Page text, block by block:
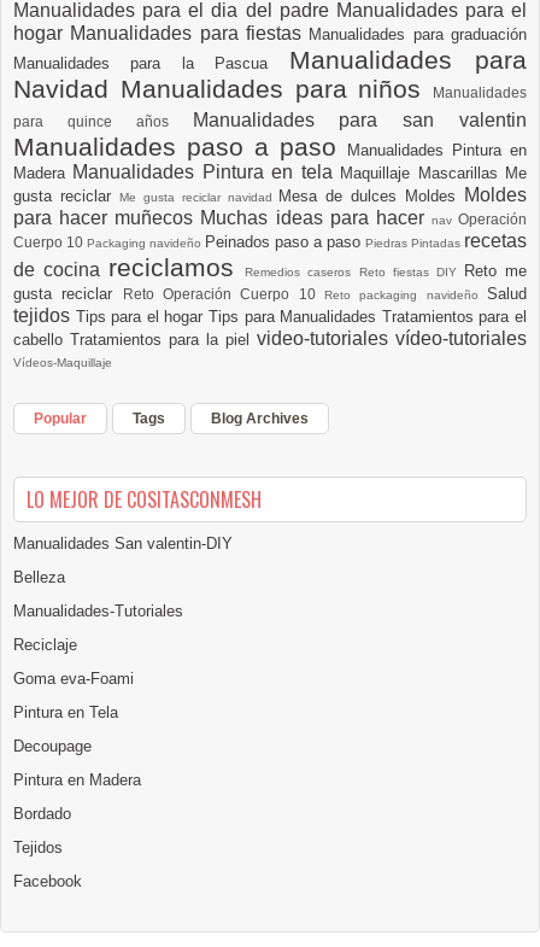
Manualidades para el dia del padre Manualidades para el
hogar Manualidades para fiestas Manualidades para graduación
Manualidades para la Pascua Manualidades para
Navidad Manualidades para niños
Manualidades
para quince años
Manualidades para san valentin
Manualidades paso a paso
Manualidades Pintura en
Madera Manualidades Pintura en tela Maquillaje Mascarillas Me
gusta reciclar
Me gusta reciclar navidad Mesa de dulces Moldes
Moldes
para hacer muñecos Muchas ideas para hacer nav Operación
Cuerpo 10 Packaging navideño Peinados paso a paso Piedras Pintadas recetas
de cocina reciclamosRemedios caseros Reto fiestas DIY Reto me
gusta reciclar
Reto Operación Cuerpo 10Reto packaging navideñoSalud
tejidos Tips para el hogarTips para Manualidades Tratamientos para el
cabello Tratamientos para la piel video-tutoriales vídeo-tutoriales
Vídeos-Maquillaje
Popular Tags Blog Archives
LO MEJOR DE COSITASCONMESH
Manualidades San valentin-DIY
Belleza
Manualidades-Tutoriales
Reciclaje
Goma eva-Foami
Pintura en Tela
Decoupage
Pintura en Madera
Bordado
Tejidos
Facebook